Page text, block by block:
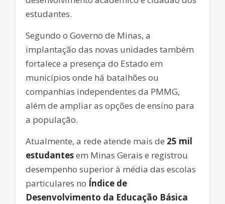
estudantes.
Segundo o Governo de Minas, a
implantação das novas unidades também
fortalece a presença do Estado em
municípios onde há batalhões ou
companhias independentes da PMMG,
além de ampliar as opções de ensino para
a população.
Atualmente, a rede atende mais de 25 mil
estudantesem Minas Gerais e registrou
desempenho superior à média das escolas
particulares no Índice de
Desenvolvimento da Educação Básica